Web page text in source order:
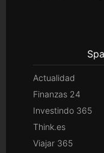
Actualidad
Finanzas 24
Investindo 365
Think.es
Viajar 365